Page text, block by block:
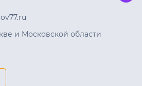
и Московской области